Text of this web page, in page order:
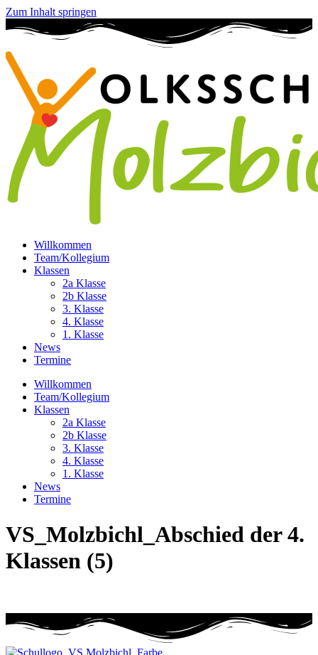
Zum Inhalt springen
Willkommen
Team/Kollegium
Klassen
2a Klasse
2b Klasse
3. Klasse
4. Klasse
1. Klasse
News
Termine
Willkommen
Team/Kollegium
Klassen
2a Klasse
2b Klasse
3. Klasse
4. Klasse
1. Klasse
News
Termine
VS_Molzbichl_Abschied der 4.
Klassen (5)